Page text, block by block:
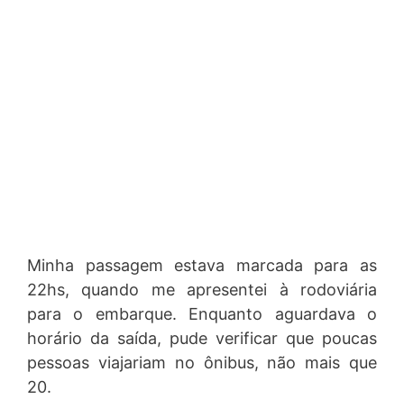
Minha passagem estava marcada para as
22hs, quando me apresentei à rodoviária
para o embarque. Enquanto aguardava o
horário da saída, pude verificar que poucas
pessoas viajariam no ônibus, não mais que
20.